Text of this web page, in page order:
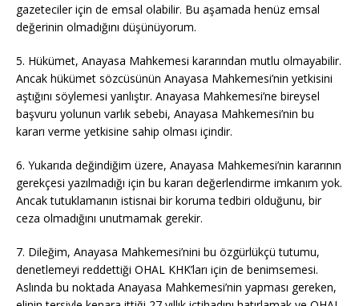
gazeteciler için de emsal olabilir. Bu aşamada henüz emsal
değerinin olmadığını düşünüyorum.
5. Hükümet, Anayasa Mahkemesi kararından mutlu olmayabilir.
Ancak hükümet sözcüsünün Anayasa Mahkemesi’nin yetkisini
aştığını söylemesi yanlıştır. Anayasa Mahkemesi’ne bireysel
başvuru yolunun varlık sebebi, Anayasa Mahkemesi’nin bu
kararı verme yetkisine sahip olması içindir.
6. Yukarıda değindiğim üzere, Anayasa Mahkemesi’nin kararının
gerekçesi yazılmadığı için bu kararı değerlendirme imkanım yok.
Ancak tutuklamanın istisnai bir koruma tedbiri olduğunu, bir
ceza olmadığını unutmamak gerekir.
7. Dileğim, Anayasa Mahkemesi’nini bu özgürlükçü tutumu,
denetlemeyi reddettiği OHAL KHK’ları için de benimsemesi.
Aslında bu noktada Anayasa Mahkemesi’nin yapması gereken,